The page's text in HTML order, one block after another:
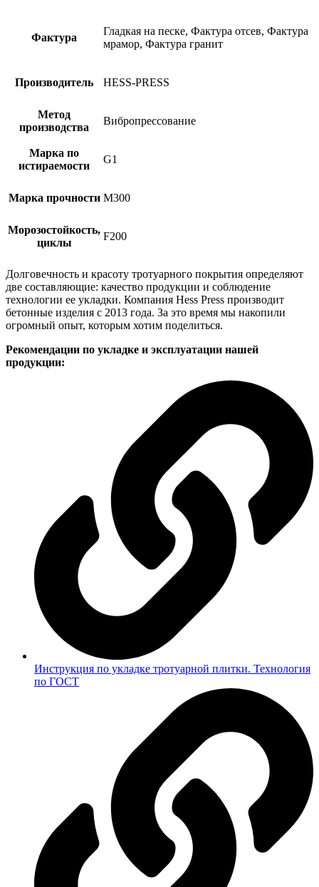
Фактура
Гладкая на песке, Фактура отсев, Фактура
мрамор, Фактура гранит
Производитель HESS-PRESS
Метод
производства
Вибропрессование
Марка по
истираемости
G1
Марка прочности М300
Морозостойкость,
циклы
F200
Долговечность и красоту тротуарного покрытия определяют
две составляющие: качество продукции и соблюдение
технологии ее укладки. Компания Hess Press производит
бетонные изделия с 2013 года. За это время мы накопили
огромный опыт, которым хотим поделиться.
Рекомендации по укладке и эксплуатации нашей
продукции:
Инструкция по укладке тротуарной плитки. Технология
по ГОСТ